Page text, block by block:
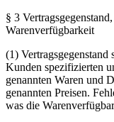
§ 3
Warenverfügbarkeit
(1)
Kunden spezifizierten
genannten Waren und
genannten Preisen.
was die